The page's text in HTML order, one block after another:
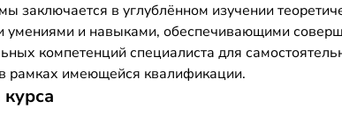
заключается в углублённом изучении
умениями и навыками, обеспечивающими
компетенций специалиста для
рамках имеющейся квалификации.